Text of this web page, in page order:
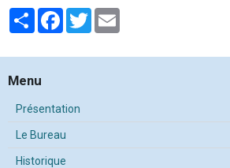
PartagerFacebook
Twitter
Menu
Présentation
Le Bureau
Historique